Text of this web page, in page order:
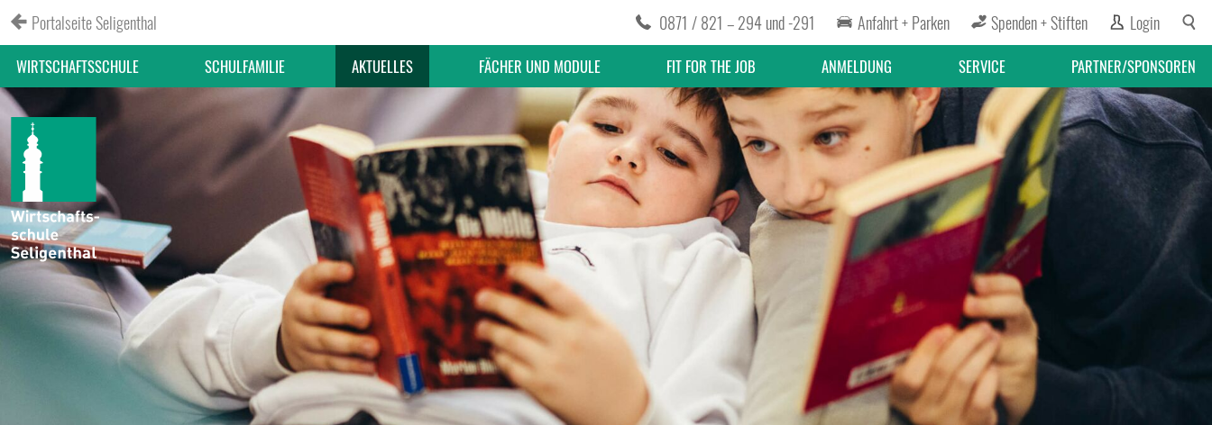
Portalseite Seligenthal 0871 / 821 – 294und-291 Anfahrt + Parken Spenden + Stiften Login
WIRTSCHAFTSSCHULE SCHULFAMILIE AKTUELLES FÄCHER UND MODULE FIT FOR THE JOB ANMELDUNG SERVICE PARTNER/SPONSOREN